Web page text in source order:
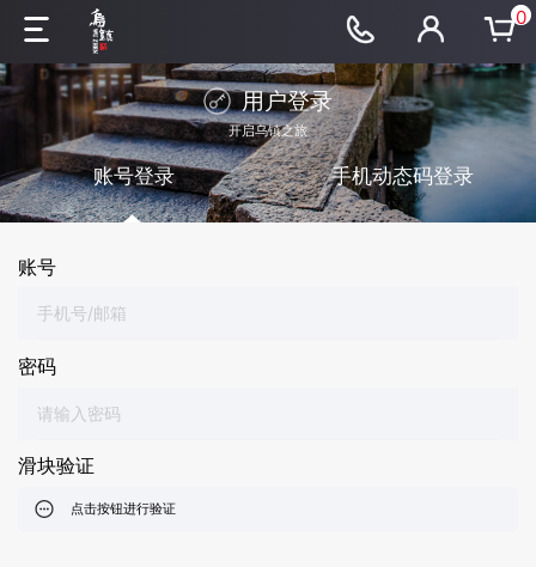
0
用户登录
开启乌镇之旅
账号登录 手机动态码登录
账号
密码
滑块验证
点击按钮进行验证